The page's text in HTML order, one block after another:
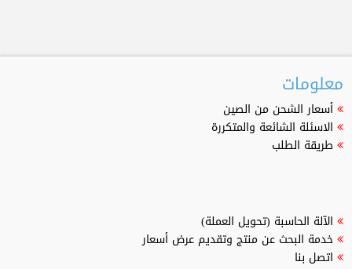
معلومات
أسعار الشحن من الصين
الاسئلة الشائعة والمتكررة
طريقة الطلب
الآلة الحاسبة (تحويل العملة)
خدمة البحث عن منتج وتقديم عرض أسعار
اتصل بنا